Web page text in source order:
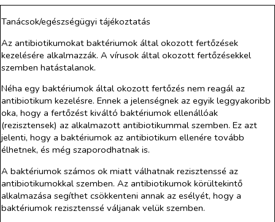
Tanácsok/egészségügyi tájékoztatás
Az antibiotikumokat baktériumok által okozott fertőzések
kezelésére alkalmazzák. A vírusok által okozott fertőzésekkel
szemben hatástalanok.
Néha egy baktériumok által okozott fertőzés nem reagál az
antibiotikum kezelésre. Ennek a jelenségnek az egyik leggyakoribb
oka, hogy a fertőzést kiváltó baktériumok ellenállóak
(rezisztensek) az alkalmazott antibiotikummal szemben. Ez azt
jelenti, hogy a baktériumok az antibiotikum ellenére tovább
élhetnek, és még szaporodhatnak is.
A baktériumok számos ok miatt válhatnak rezisztenssé az
antibiotikumokkal szemben. Az antibiotikumok körültekintő
alkalmazása segíthet csökkenteni annak az esélyét, hogy a
baktériumok rezisztenssé váljanak velük szemben.